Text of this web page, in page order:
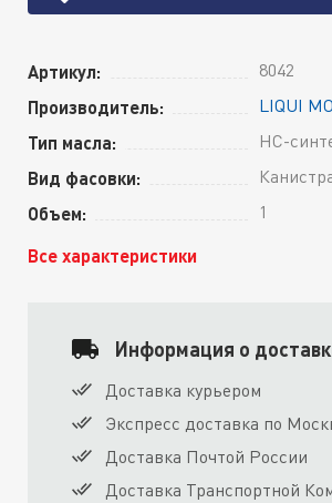
Артикул: 8042
Производитель: LIQUI
Тип масла: HC-
Вид фасовки:
Объем: 1
Все характеристики
Информация о
Доставка курьером
Экспресс доставка по
Доставка Почтой России
Доставка Транспортной